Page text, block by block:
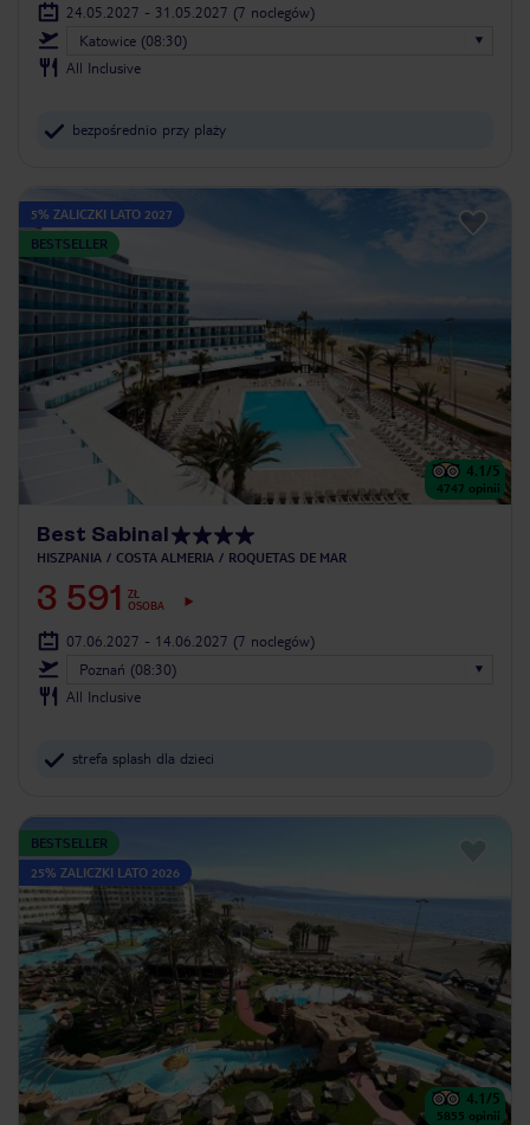
24.05.2027 - 31.05.2027 (7 noclegów)
Katowice (08:30)
All Inclusive
bezpośrednio przy plaży
5% ZALICZKI LATO 2027
BESTSELLER
4.1/5
4747 opinii
Best Sabinal
HISZPANIA COSTA ALMERIA ROQUETAS DE MAR
3 591
ZŁ
OSOBA
07.06.2027 - 14.06.2027 (7 noclegów)
Poznań (08:30)
All Inclusive
strefa splash dla dzieci
BESTSELLER
25% ZALICZKI LATO 2026
4.1/5
5855 opinii